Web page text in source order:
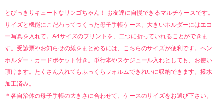
とびっきりキュートなリンゴちゃん！ お友達に自慢できるマルチケースです。
サイズと機能にこだわってつくった母子手帳ケース。 大きいホルダーにはエコ
ー写真を入れて。A4サイズのプリントを、二つに折っていれることができま
す。受診票やお知らせの紙をまとめるには、こちらのサイズが便利です。ペン
ホルダー・カードポケット付き。単行本やスケジュール入れとしても、お使い
頂けます。たくさん入れてもふっくらフォルムできれいに収納できます。撥水
加工済み。
＊各自治体の母子手帳の大きさに合わせて、ケースのサイズをお選び下さい。